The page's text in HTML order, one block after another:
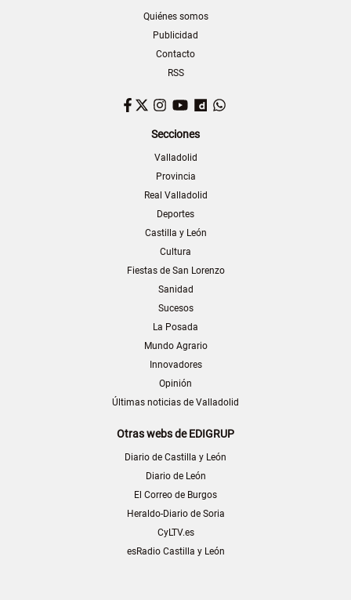
Quiénes somos
Publicidad
Contacto
RSS
Facebook
TwitterInstagram
YouTubeDailymotion
Secciones
Valladolid
Provincia
Real Valladolid
Deportes
Castilla y León
Cultura
Fiestas de San Lorenzo
Sanidad
Sucesos
La Posada
Mundo Agrario
Innovadores
Opinión
Últimas noticias de Valladolid
Otras webs de EDIGRUP
Diario de Castilla y León
Diario de León
El Correo de Burgos
Heraldo-Diario de Soria
CyLTV.es
esRadio Castilla y León